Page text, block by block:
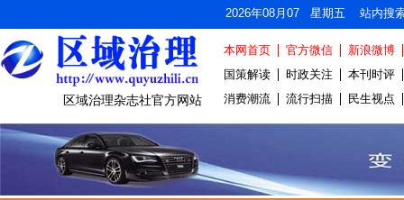
2026年08月07 星期五 站内搜
区域治理杂志社官方网站
本网首页 官方微信
新浪微博
国策解读
时政关注
本刊时评
消费潮流
流行扫描 民生视点